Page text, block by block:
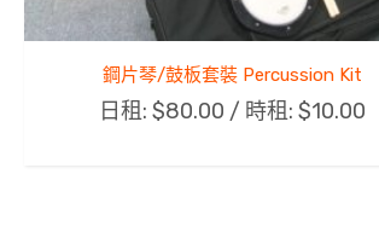
鋼片琴/鼓板套裝 Percussion Kit
日租: $80.00 / 時租: $10.00